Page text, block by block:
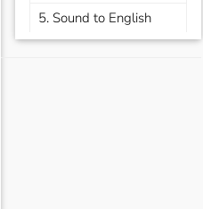
5. Sound to English